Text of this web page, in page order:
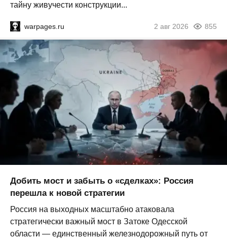
тайну живучести конструкции...
warpages.ru 2 авг 2026 855
Добить мост и забыть о «сделках»: Россия
перешла к новой стратегии
Россия на выходных масштабно атаковала
стратегически важный мост в Затоке Одесской
области — единственный железнодорожный путь от